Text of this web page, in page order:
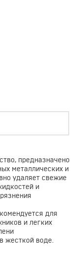
предназначено
металлических и
удаляет свежие
и
для
и легких
жесткой воде.